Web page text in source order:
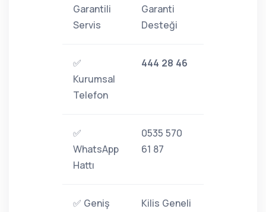
Garantili
Servis
Garanti
Desteği
✅
Kurumsal
Telefon
444 28 46
✅
WhatsApp
Hattı
0535 570
61 87
✅ Geniş
Kilis Geneli